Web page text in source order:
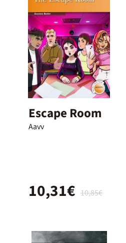
Escape Room
Aavv
10,85€
10,31€